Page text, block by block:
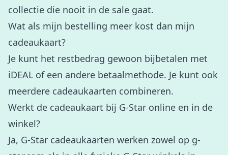
collectie die nooit in de sale gaat.
Wat als mijn bestelling meer kost dan mijn
cadeaukaart?
Je kunt het restbedrag gewoon bijbetalen met
iDEAL of een andere betaalmethode. Je kunt ook
meerdere cadeaukaarten combineren.
Werkt de cadeaukaart bij G-Star online en in de
winkel?
Ja, G-Star cadeaukaarten werken zowel op g-